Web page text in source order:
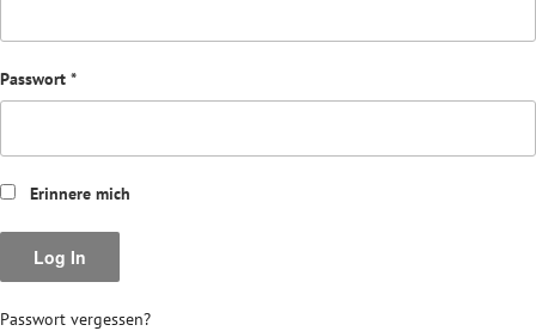
Passwort *
Erinnere mich
Passwort vergessen?